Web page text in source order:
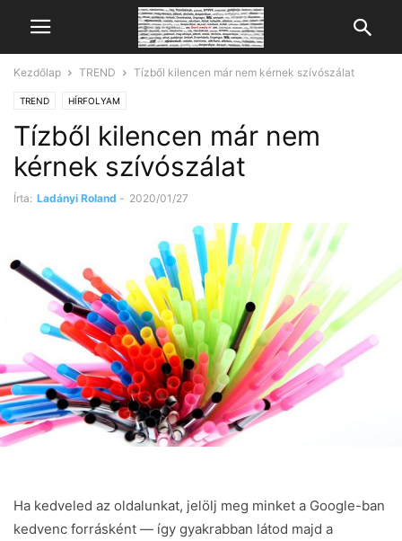
Kezdőlap TREND Tízből kilencen már nem kérnek szívószálat
TREND HÍRFOLYAM
Tízből kilencen már nem
kérnek szívószálat
Írta: Ladányi Roland - 2020/01/27
Ha kedveled az oldalunkat, jelölj meg minket a Google-ban
kedvenc forrásként — így gyakrabban látod majd a